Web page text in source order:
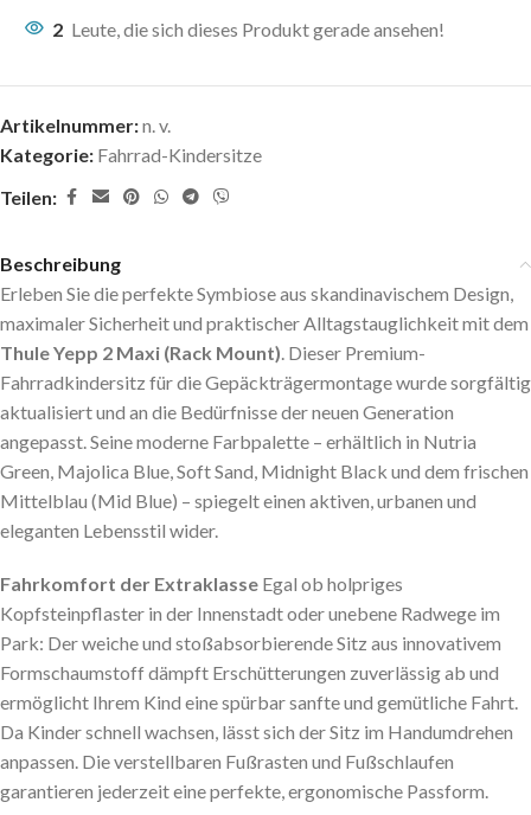
2 Leute, die sich dieses Produkt gerade ansehen!
Artikelnummer:n. v.
Kategorie: Fahrrad-Kindersitze
Teilen:
Beschreibung
Erleben Sie die perfekte Symbiose aus skandinavischem Design,
maximaler Sicherheit und praktischer Alltagstauglichkeit mit dem
Thule Yepp 2 Maxi (Rack Mount). Dieser Premium-
Fahrradkindersitz für die Gepäckträgermontage wurde sorgfältig
aktualisiert und an die Bedürfnisse der neuen Generation
angepasst. Seine moderne Farbpalette – erhältlich in Nutria
Green, Majolica Blue, Soft Sand, Midnight Black und dem frischen
Mittelblau (Mid Blue) – spiegelt einen aktiven, urbanen und
eleganten Lebensstil wider.
Fahrkomfort der Extraklasse Egal ob holpriges
Kopfsteinpflaster in der Innenstadt oder unebene Radwege im
Park: Der weiche und stoßabsorbierende Sitz aus innovativem
Formschaumstoff dämpft Erschütterungen zuverlässig ab und
ermöglicht Ihrem Kind eine spürbar sanfte und gemütliche Fahrt.
Da Kinder schnell wachsen, lässt sich der Sitz im Handumdrehen
anpassen. Die verstellbaren Fußrasten und Fußschlaufen
garantieren jederzeit eine perfekte, ergonomische Passform.